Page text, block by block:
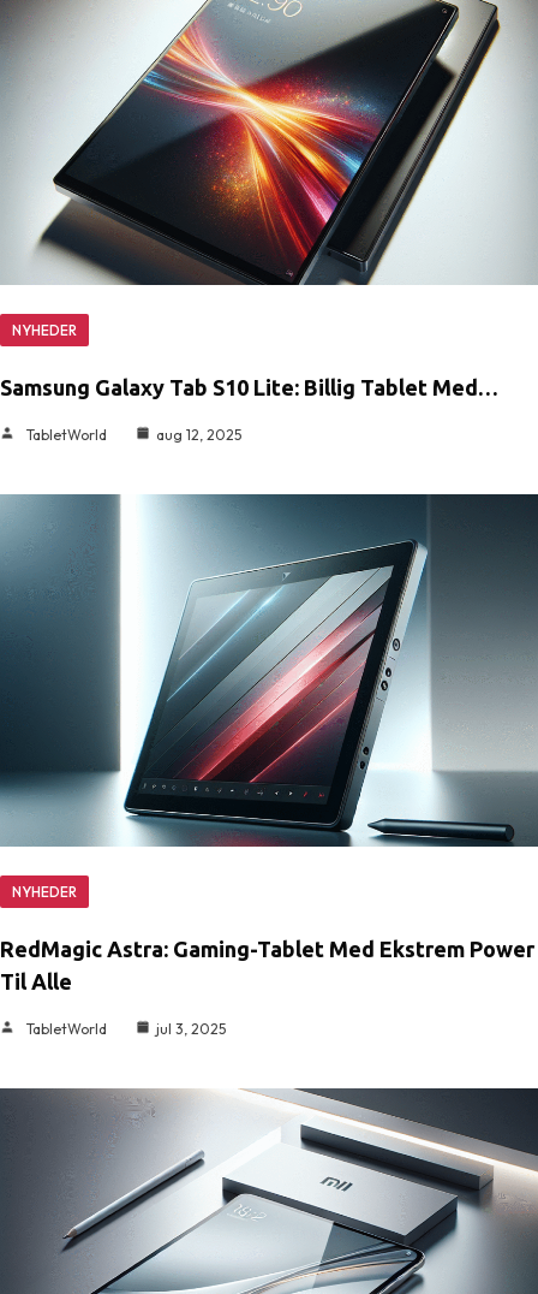
NYHEDER
Samsung Galaxy Tab S10 Lite: Billig Tablet Med…
TabletWorld aug 12, 2025
NYHEDER
RedMagic Astra: Gaming-Tablet Med Ekstrem Power
Til Alle
TabletWorld jul 3, 2025